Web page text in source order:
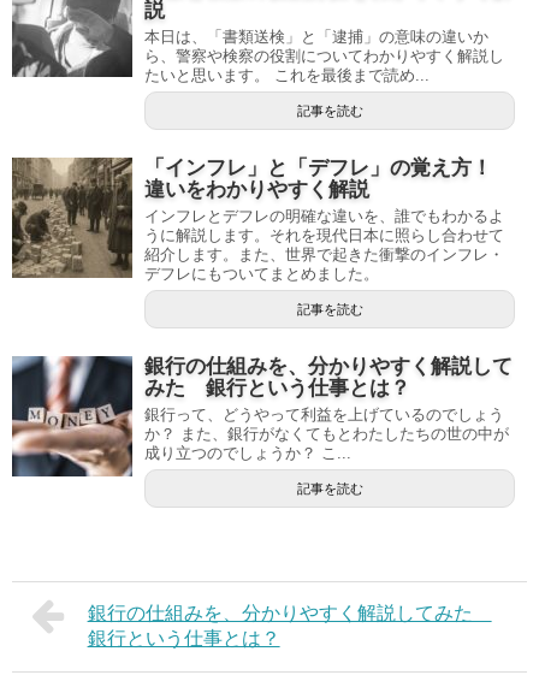
説
本日は、「書類送検」と「逮捕」の意味の違いか
ら、警察や検察の役割についてわかりやすく解説し
たいと思います。 これを最後まで読め...
記事を読む
「インフレ」と「デフレ」の覚え方！
違いをわかりやすく解説
インフレとデフレの明確な違いを、誰でもわかるよ
うに解説します。それを現代日本に照らし合わせて
紹介します。また、世界で起きた衝撃のインフレ・
デフレにもついてまとめました。
記事を読む
銀行の仕組みを、分かりやすく解説して
みた 銀行という仕事とは？
銀行って、どうやって利益を上げているのでしょう
か？ また、銀行がなくてもとわたしたちの世の中が
成り立つのでしょうか？ こ...
記事を読む
銀行の仕組みを、分かりやすく解説してみた
銀行という仕事とは？